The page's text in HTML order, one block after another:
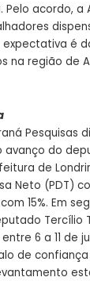
Pelo acordo,
expectativa é
na região de
Pesquisas
avanço do
de
Neto (PDT)
15%. Em
Tercílio
6 a 11 de
de